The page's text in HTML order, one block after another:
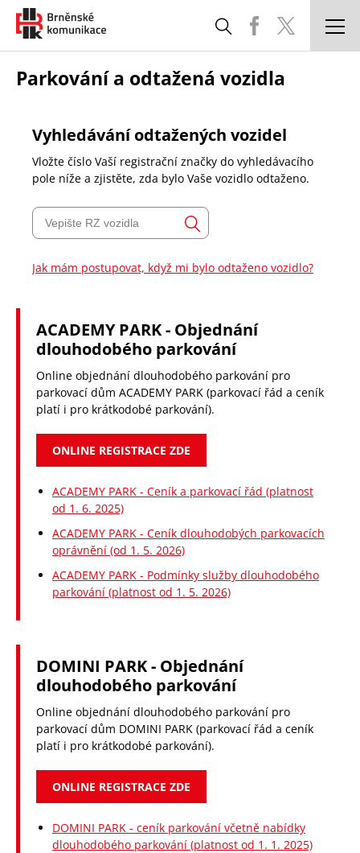
DOPRAVNÍ SITUACE
SPRÁVA A ÚDRŽBA KOMUNIKACÍ
STAVBY
CHYTRÉ MĚSTO
POTŘEBUJI SI VYŘÍDIT
O NÁS
NABÍZENÉ SLUŽBY
KONTAKTY
EN
D
Parkování a odtažená vozidla
Vyhledávání odtažených vozidel
Vložte číslo Vaší registrační značky do vyhledávacího
pole níže a zjistěte, zda bylo Vaše vozidlo odtaženo.
Jak mám postupovat, když mi bylo odtaženo vozidlo?
ACADEMY PARK - Objednání
dlouhodobého parkování
Online objednání dlouhodobého parkování pro
parkovací dům ACADEMY PARK (parkovací řád a ceník
platí i pro krátkodobé parkování).
ONLINE REGISTRACE ZDE
ACADEMY PARK - Ceník a parkovací řád (platnost
od 1. 6. 2025)
ACADEMY PARK - Ceník dlouhodobých parkovacích
oprávnění (od 1. 5. 2026)
ACADEMY PARK - Podmínky služby dlouhodobého
parkování (platnost od 1. 5. 2026)
DOMINI PARK - Objednání
dlouhodobého parkování
Online objednání dlouhodobého parkování pro
parkovací dům DOMINI PARK (parkovací řád a ceník
platí i pro krátkodobé parkování).
ONLINE REGISTRACE ZDE
DOMINI PARK - ceník parkování včetně nabídky
dlouhodobého parkování (platnost od 1. 1. 2025)